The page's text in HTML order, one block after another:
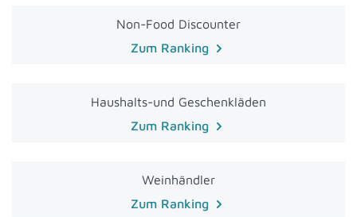
Non-Food Discounter
Zum Ranking
Haushalts-und Geschenkläden
Zum Ranking
Weinhändler
Zum Ranking